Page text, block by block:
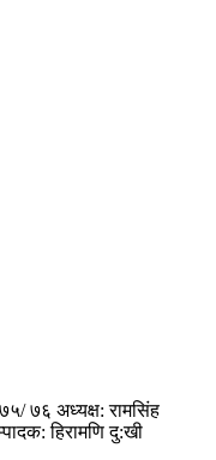
७६ अध्यक्ष: रामसिंह
हिरामणि दु:खी